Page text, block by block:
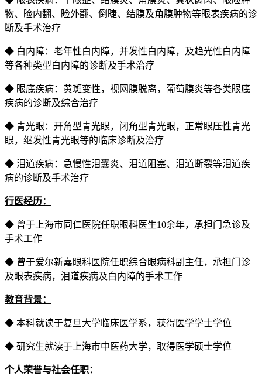
物、睑内翻、睑外翻、倒睫、结膜及角膜肿物等眼表疾病的诊
断及手术治疗
◆ 白内障：老年性白内障，并发性白内障，及趋光性白内障
等各种类型白内障的诊断及手术治疗
◆ 眼底疾病：黄斑变性，视网膜脱离，葡萄膜炎等各类眼底
疾病的诊断及综合治疗
◆ 青光眼：开角型青光眼，闭角型青光眼，正常眼压性青光
眼，继发性青光眼等的临床诊断及治疗
◆ 泪道疾病：急慢性泪囊炎、泪道阻塞、泪道断裂等泪道疾
病的诊断及手术治疗
行医经历：
◆ 曾于上海市同仁医院任职眼科医生10余年，承担门急诊及
手术工作
◆ 曾于爱尔新嘉眼科医院任职综合眼病科副主任，承担门诊
及眼表疾病，泪道疾病及白内障的手术工作
教育背景：
◆ 本科就读于复旦大学临床医学系，获得医学学士学位
◆ 研究生就读于上海市中医药大学，取得医学硕士学位
个人荣誉与社会任职：